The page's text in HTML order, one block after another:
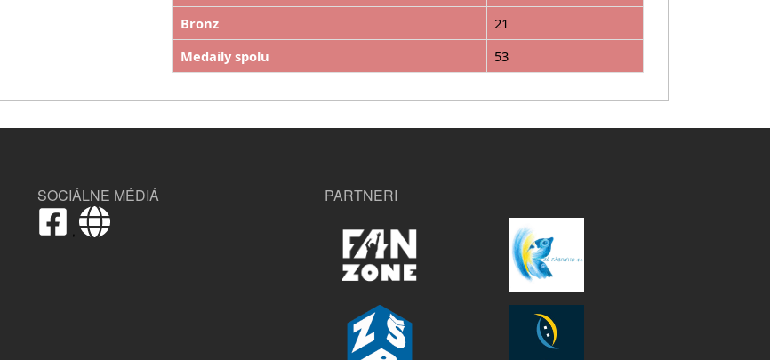
Bronz
21
Medaily spolu
53
SOCIÁLNE MÉDIÁ
,
PARTNERI